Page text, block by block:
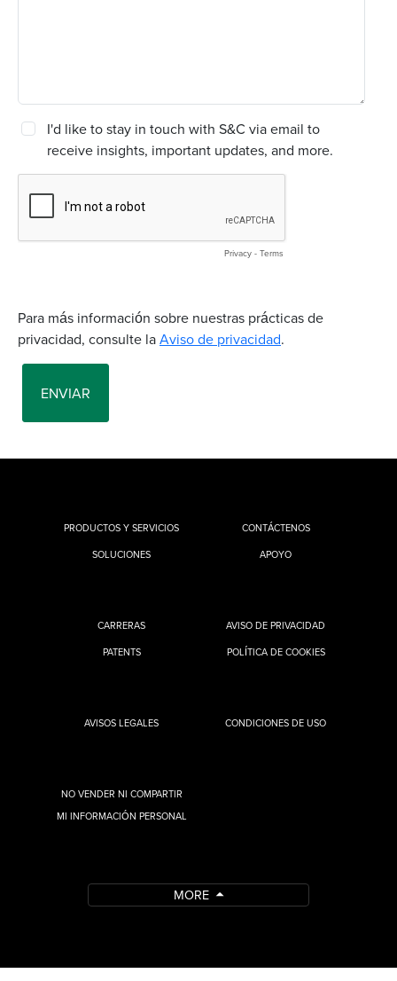
PRODUCTOS Y SERVICIOS
SOLUCIONES
CONTÁCTENOS
APOYO
CARRERAS
PATENTS
AVISO DE PRIVACIDAD
POLÍTICA DE COOKIES
AVISOS LEGALES CONDICIONES DE USO
NO VENDER NI COMPARTIR
MI INFORMACIÓN PERSONAL
MORE